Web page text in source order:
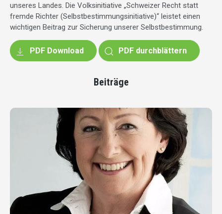
unseres Landes. Die Volksinitiative „Schweizer Recht statt
fremde Richter (Selbstbestimmungsinitiative)“ leistet einen
wichtigen Beitrag zur Sicherung unserer Selbstbestimmung.
PDF Download PDF durchblättern
Beiträge